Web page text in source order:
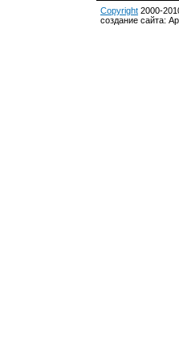
Copyright 2000-
создание сайта: